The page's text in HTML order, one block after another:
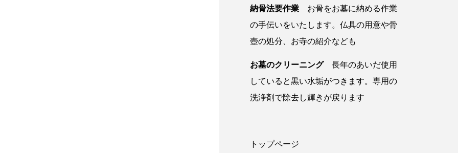
納骨法要作業 お骨をお墓に納める作業
の手伝いをいたします。仏具の用意や骨
壺の処分、お寺の紹介なども
お墓のクリーニング長年のあいだ使用
していると黒い水垢がつきます。専用の
洗浄剤で除去し輝きが戻ります
トップページ